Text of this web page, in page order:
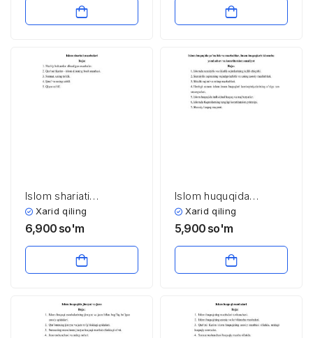
Islom shariati
manbalari
Xarid qiling
6,900 so'm
Islom huquqida
yo’nalish va
mazhablar, Inson
yondashuv va
konstitutsion amaliyot
Xarid qiling
5,900 so'm